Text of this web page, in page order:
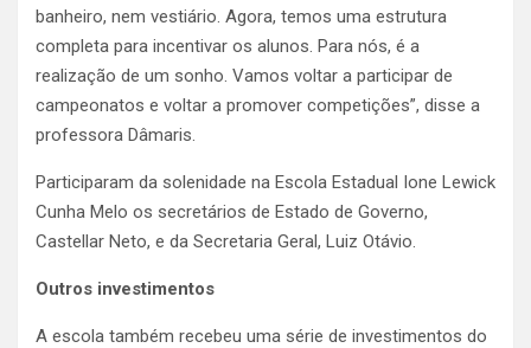
banheiro, nem vestiário. Agora, temos uma estrutura
completa para incentivar os alunos. Para nós, é a
realização de um sonho. Vamos voltar a participar de
campeonatos e voltar a promover competições”, disse a
professora Dâmaris.
Participaram da solenidade na Escola Estadual Ione Lewick
Cunha Melo os secretários de Estado de Governo,
Castellar Neto, e da Secretaria Geral, Luiz Otávio.
Outros investimentos
A escola também recebeu uma série de investimentos do